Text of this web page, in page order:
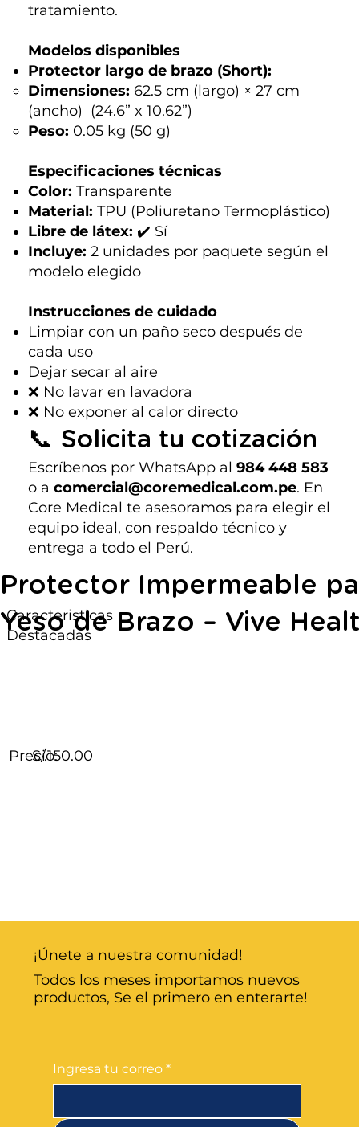
Protector Impermeable
Yeso de Brazo – Vive
Caracteristicas
Destacadas
S/.150.00
Precio:
tratamiento.
Modelos disponibles
Protector largo de brazo (Short):
Dimensiones: 62.5 cm (largo) × 27 cm
(ancho) (24.6” x 10.62”)
Peso: 0.05 kg (50 g)
Especificaciones técnicas
Color: Transparente
Material: TPU (Poliuretano Termoplástico)
Libre de látex: ✔️ Sí
Incluye: 2 unidades por paquete según el
modelo elegido
Instrucciones de cuidado
Limpiar con un paño seco después de
cada uso
Dejar secar al aire
❌ No lavar en lavadora
❌ No exponer al calor directo
📞 Solicita tu cotización
Escríbenos por WhatsApp al 984 448 583
o a comercial@coremedical.com.pe. En
Core Medical te asesoramos para elegir el
equipo ideal, con respaldo técnico y
entrega a todo el Perú.
Ingresa tu correo *
Todos los meses importamos nuevos
productos, Se el primero en enterarte!
¡Únete a nuestra comunidad!